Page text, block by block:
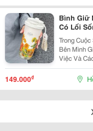
Bình Giữ
Có Lối
Trong
Bên Mình
Việc Và
Không Chỉ
Quản Đồ
149.000₫